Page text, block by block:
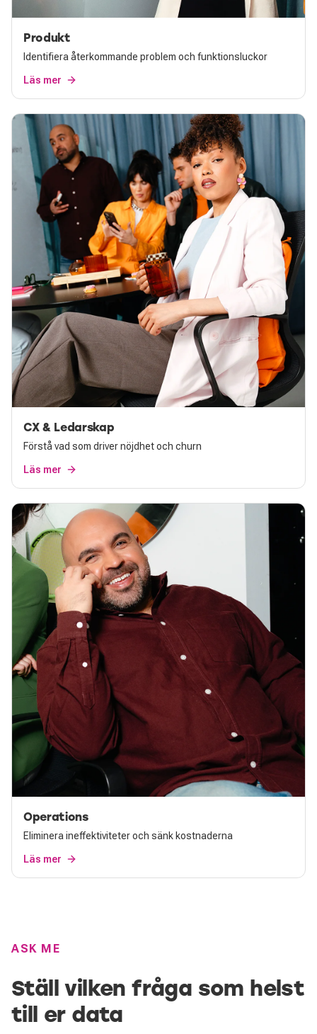
Produkt
Identifiera återkommande problem och funktionsluckor
Läs mer
CX & Ledarskap
Förstå vad som driver nöjdhet och churn
Läs mer
Operations
Eliminera ineffektiviteter och sänk kostnaderna
Läs mer
ASK ME
Ställ vilken fråga som helst
till er data